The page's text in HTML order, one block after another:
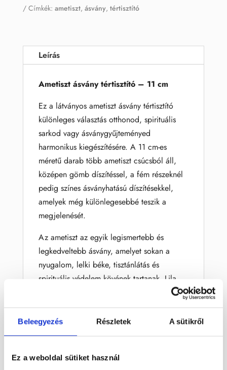
Beleegyezés Részletek A sütikről
Ez a weboldal sütiket használ
Címkék: ametiszt, ásvány, tértisztító
Leírás
Ametiszt ásvány tértisztító – 11 cm
Ez a látványos ametiszt ásvány tértisztító
különleges választás otthonod, spirituális
sarkod vagy ásványgyűjteményed
harmonikus kiegészítésére. A 11 cm-es
méretű darab több ametiszt csúcsból áll,
középen gömb díszítéssel, a fém részeknél
pedig színes ásványhatású díszítésekkel,
amelyek még különlegesebbé teszik a
megjelenését.
Az ametiszt az egyik legismertebb és
legkedveltebb ásvány, amelyet sokan a
nyugalom, lelki béke, tisztánlátás és
spirituális védelem kövének tartanak. Lila
árnyalatai elegáns, misztikus és harmonikus
hangulatot teremtenek, ezért könnyen
beilleszthető hálószobába, nappaliba,
meditációs sarokba vagy ásványos